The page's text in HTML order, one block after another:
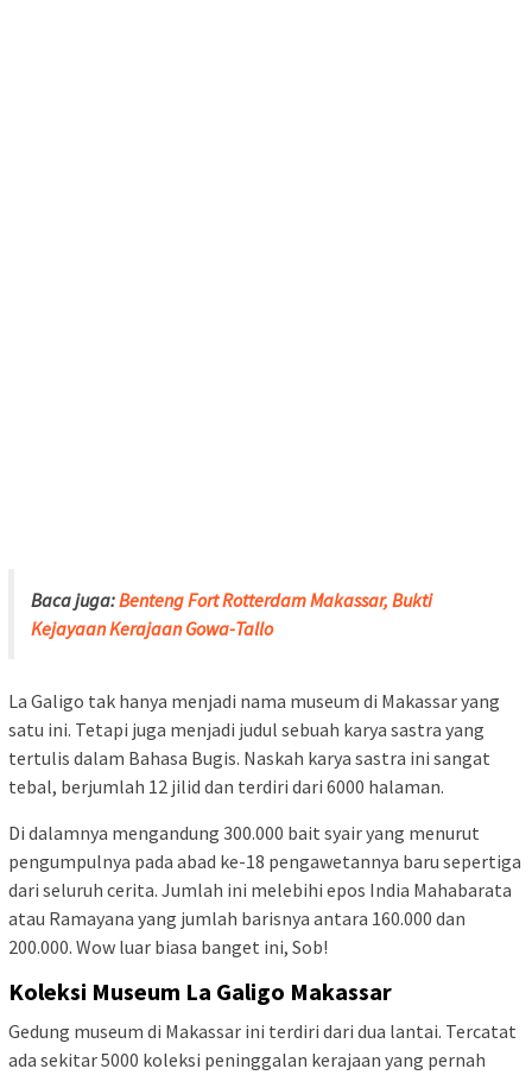
Baca juga:Benteng Fort Rotterdam Makassar, Bukti
Kejayaan Kerajaan Gowa-Tallo
La Galigo tak hanya menjadi nama museum di Makassar yang
satu ini. Tetapi juga menjadi judul sebuah karya sastra yang
tertulis dalam Bahasa Bugis. Naskah karya sastra ini sangat
tebal, berjumlah 12 jilid dan terdiri dari 6000 halaman.
Di dalamnya mengandung 300.000 bait syair yang menurut
pengumpulnya pada abad ke-18 pengawetannya baru sepertiga
dari seluruh cerita. Jumlah ini melebihi epos India Mahabarata
atau Ramayana yang jumlah barisnya antara 160.000 dan
200.000. Wow luar biasa banget ini, Sob!
Koleksi Museum La Galigo Makassar
Gedung museum di Makassar ini terdiri dari dua lantai. Tercatat
ada sekitar 5000 koleksi peninggalan kerajaan yang pernah